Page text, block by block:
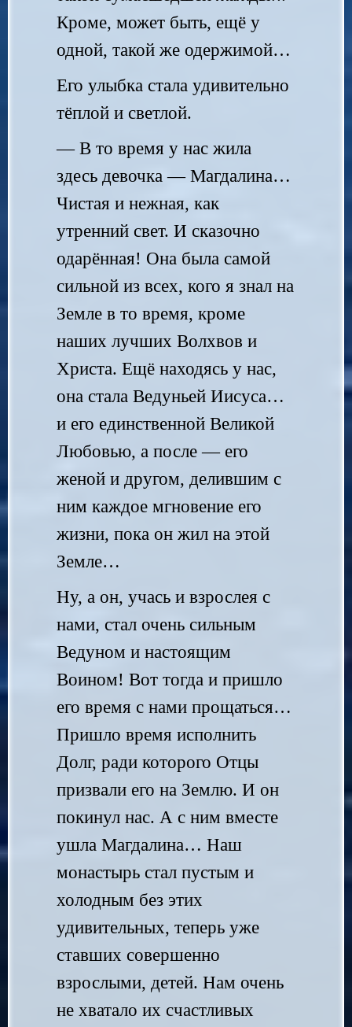
Кроме, может быть, ещё у
одной, такой же одержимой…
Его улыбка стала удивительно
тёплой и светлой.
— В то время у нас жила
здесь девочка — Магдалина…
Чистая и нежная, как
утренний свет. И сказочно
одарённая! Она была самой
сильной из всех, кого я знал на
Земле в то время, кроме
наших лучших Волхвов и
Христа. Ещё находясь у нас,
она стала Ведуньей Иисуса…
и его единственной Великой
Любовью, а после — его
женой и другом, делившим с
ним каждое мгновение его
жизни, пока он жил на этой
Земле…
Ну, а он, учась и взрослея с
нами, стал очень сильным
Ведуном и настоящим
Воином! Вот тогда и пришло
его время с нами прощаться…
Пришло время исполнить
Долг, ради которого Отцы
призвали его на Землю. И он
покинул нас. А с ним вместе
ушла Магдалина… Наш
монастырь стал пустым и
холодным без этих
удивительных, теперь уже
ставших совершенно
взрослыми, детей. Нам очень
не хватало их счастливых